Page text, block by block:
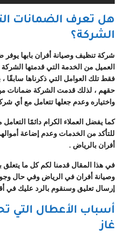
هل تعرف الضمانات
الشركة؟
شركة تنظيف وصيانة أفران بابها يوفر
العميل من الخدمة التي قدمتها
فقط تلك العوامل التي ذكرناها سابقًا
حقهم ، لذلك قدمت الشركة ضمانات
واختياره وعدم جعلها تتعامل مع أي
كما يفضل العملاء الكرام دائمًا
للتأكد من الخدمات وعدم إضاعة
أفران بالرياض .
في هذا المقال قدمنا لكم كل ما
وصيانة أفران في الرياض وفي حال
إرسال تعليق وسنقوم بالرد عليك
أسباب الأعطال التي
غاز